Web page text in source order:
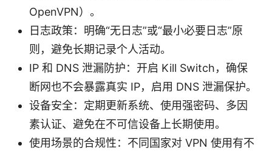
OpenVPN）。
日志政策：明确“无日志”或“最小必要日志”原
则，避免长期记录个人活动。
IP 和 DNS 泄漏防护：开启 Kill Switch，确保
断网也不会暴露真实 IP，启用 DNS 泄漏保护。
设备安全：定期更新系统、使用强密码、多因
素认证、避免在不可信设备上长期使用。
使用场景的合规性：不同国家对 VPN 使用有不